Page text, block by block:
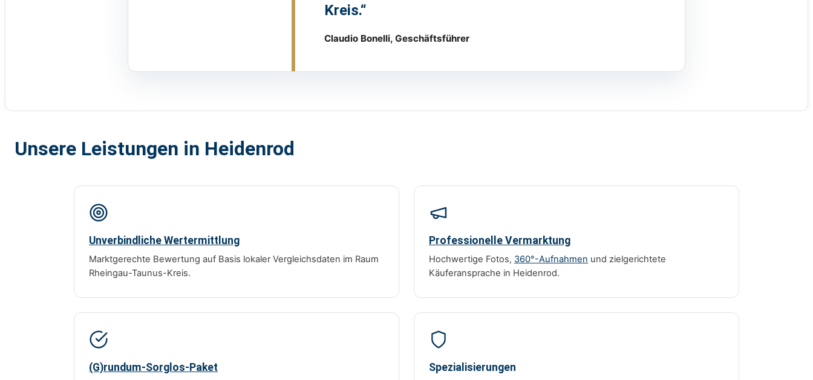
Kreis.“
Claudio Bonelli, Geschäftsführer
Unsere Leistungen in Heidenrod
Unverbindliche Wertermittlung
Marktgerechte Bewertung auf Basis lokaler Vergleichsdaten im Raum
Rheingau-Taunus-Kreis.
Professionelle Vermarktung
Hochwertige Fotos, 360°-Aufnahmen und zielgerichtete
Käuferansprache in Heidenrod.
(G)rundum-Sorglos-Paket Spezialisierungen